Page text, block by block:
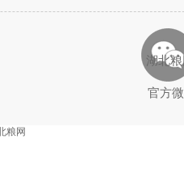
湖北
官方
粮网